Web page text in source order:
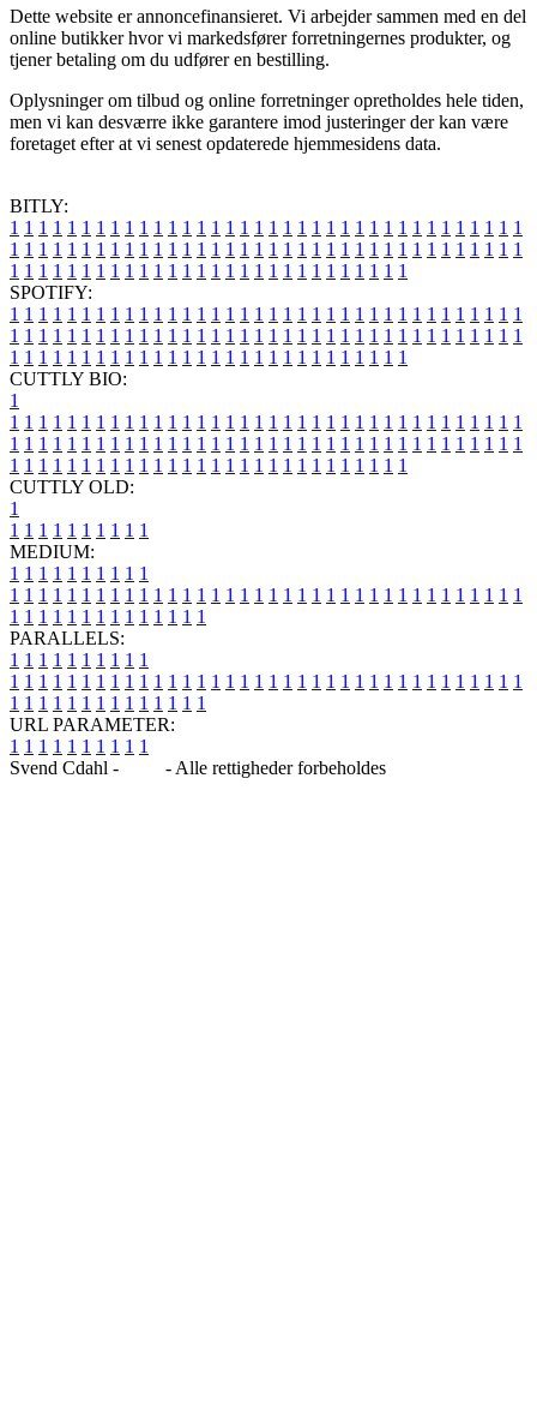
Dette website er annoncefinansieret. Vi arbejder sammen med en del
online butikker hvor vi markedsfører forretningernes produkter, og
tjener betaling om du udfører en bestilling.
Oplysninger om tilbud og online forretninger opretholdes hele tiden,
men vi kan desværre ikke garantere imod justeringer der kan være
foretaget efter at vi senest opdaterede hjemmesidens data.
BITLY:
1 1 1 1 1 1 1 1 1 1 1 1 1 1 1 1 1 1 1 1 1 1 1 1 1 1 1 1 1 1 1 1 1 1 1 1
1 1 1 1 1 1 1 1 1 1 1 1 1 1 1 1 1 1 1 1 1 1 1 1 1 1 1 1 1 1 1 1 1 1 1 1
1 1 1 1 1 1 1 1 1 1 1 1 1 1 1 1 1 1 1 1 1 1 1 1 1 1 1 1
SPOTIFY:
1 1 1 1 1 1 1 1 1 1 1 1 1 1 1 1 1 1 1 1 1 1 1 1 1 1 1 1 1 1 1 1 1 1 1 1
1 1 1 1 1 1 1 1 1 1 1 1 1 1 1 1 1 1 1 1 1 1 1 1 1 1 1 1 1 1 1 1 1 1 1 1
1 1 1 1 1 1 1 1 1 1 1 1 1 1 1 1 1 1 1 1 1 1 1 1 1 1 1 1
CUTTLY BIO:
1
1 1 1 1 1 1 1 1 1 1 1 1 1 1 1 1 1 1 1 1 1 1 1 1 1 1 1 1 1 1 1 1 1 1 1 1
1 1 1 1 1 1 1 1 1 1 1 1 1 1 1 1 1 1 1 1 1 1 1 1 1 1 1 1 1 1 1 1 1 1 1 1
1 1 1 1 1 1 1 1 1 1 1 1 1 1 1 1 1 1 1 1 1 1 1 1 1 1 1 1
CUTTLY OLD:
1
1 1 1 1 1 1 1 1 1 1
MEDIUM:
1 1 1 1 1 1 1 1 1 1
1 1 1 1 1 1 1 1 1 1 1 1 1 1 1 1 1 1 1 1 1 1 1 1 1 1 1 1 1 1 1 1 1 1 1 1
1 1 1 1 1 1 1 1 1 1 1 1 1 1
PARALLELS:
1 1 1 1 1 1 1 1 1 1
1 1 1 1 1 1 1 1 1 1 1 1 1 1 1 1 1 1 1 1 1 1 1 1 1 1 1 1 1 1 1 1 1 1 1 1
1 1 1 1 1 1 1 1 1 1 1 1 1 1
URL PARAMETER:
1 1 1 1 1 1 1 1 1 1
Svend Cdahl -
- Alle rettigheder forbeholdes